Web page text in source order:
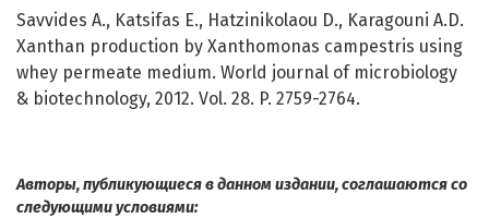
Savvides A., Katsifas E., Hatzinikolaou D., Karagouni A.D.
Xanthan production by Xanthomonas campestris using
whey permeate medium. World journal of microbiology
& biotechnology, 2012. Vol. 28. P. 2759-2764.
Авторы, публикующиеся в данном издании, соглашаются со
следующими условиями: